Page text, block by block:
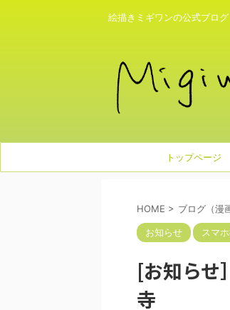
絵描きミギワンの公式ブログ
トップページ
HOME > ブログ（漫
お知らせ スマ
[お知らせ
寺